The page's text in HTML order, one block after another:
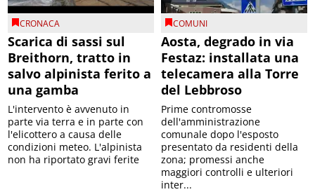
CRONACA
Scarica di sassi sul
Breithorn, tratto in
salvo alpinista ferito a
una gamba
L'intervento è avvenuto in
parte via terra e in parte con
l'elicottero a causa delle
condizioni meteo. L'alpinista
non ha riportato gravi ferite
COMUNI
Aosta, degrado in via
Festaz: installata una
telecamera alla Torre
del Lebbroso
Prime contromosse
dell'amministrazione
comunale dopo l'esposto
presentato da residenti della
zona; promessi anche
maggiori controlli e ulteriori
inter...